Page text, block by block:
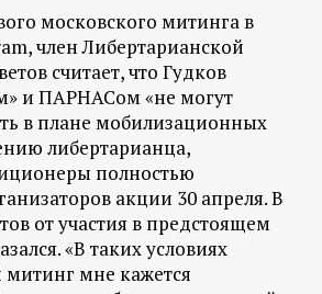
московского митинга в
член Либертарианской
считает, что Гудков
и ПАРНАСом «не могут
в плане мобилизационных
либертарианца,
полностью
акции 30 апреля. В
от участия в предстоящем
«В таких условиях
мне кажется